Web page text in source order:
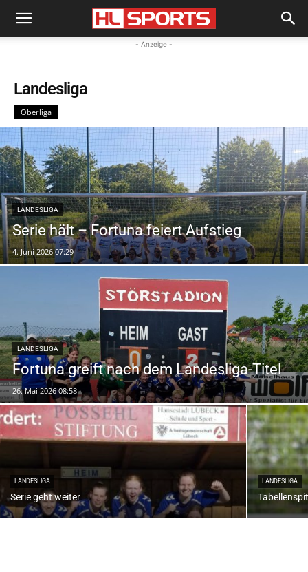
- Anzeige -
Landesliga
Oberliga
LANDESLIGA
Serie hält – Fortuna feiert Aufstieg
4. Juni 2026 07:29
LANDESLIGA
Fortuna greift nach dem Landesliga-Titel
26. Mai 2026 08:58
LANDESLIGA
Serie geht weiter
LANDESLIGA